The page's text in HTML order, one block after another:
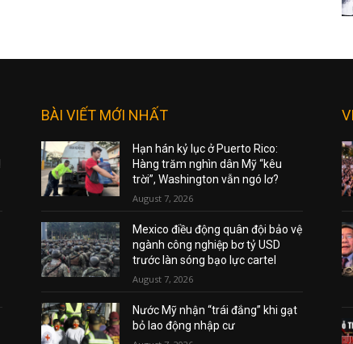
BÀI VIẾT MỚI NHẤT
Hạn hán kỷ lục ở Puerto Rico:
Hàng trăm nghìn dân Mỹ “kêu
trời”, Washington vẫn ngó lơ?
August 7, 2026
Mexico điều động quân đội bảo vệ
ngành công nghiệp bơ tỷ USD
trước làn sóng bạo lực cartel
August 7, 2026
Nước Mỹ nhận “trái đắng” khi gạt
bỏ lao động nhập cư